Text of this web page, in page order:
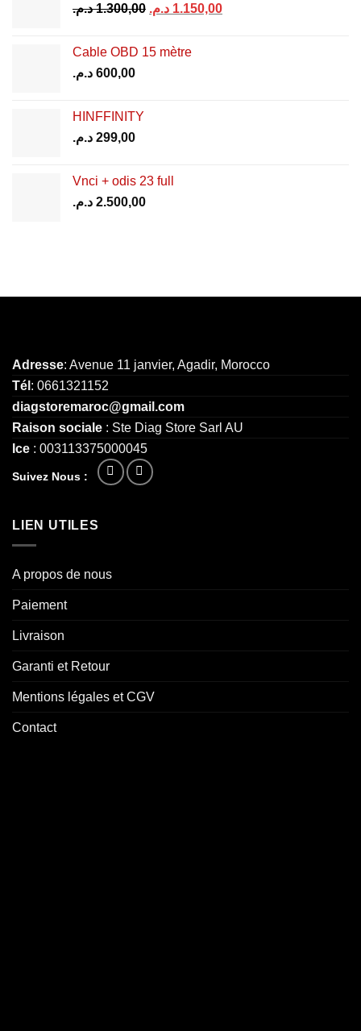
1.300,00 د.م.
Le
était :
1.150,00 د.م.
Le
Cable OBD 15 mètre
600,00 د.م.
HINFFINITY
299,00 د.م.
Vnci + odis 23 full
2.500,00 د.م.
Adresse: Avenue 11 janvier, Agadir, Morocco
Tél : 0661321152
diagstoremaroc@gmail.com
Raison sociale : Ste Diag Store Sarl AU
Ice : 003113375000045
Suivez Nous :
LIEN UTILES
A propos de nous
Paiement
Livraison
Garanti et Retour
Mentions légales et CGV
Contact